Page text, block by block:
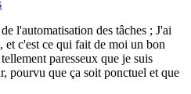
l'automatisation des tâches ; J'ai
et c'est ce qui fait de moi un bon
paresseux que je suis
pourvu que ça soit ponctuel et que